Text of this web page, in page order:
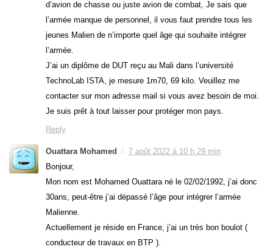
d’avion de chasse ou juste avion de combat, Je sais que
l’armée manque de personnel, il vous faut prendre tous les
jeunes Malien de n’importe quel âge qui souhaite intégrer
l’armée.
J’ai un diplôme de DUT reçu au Mali dans l’université
TechnoLab ISTA, je mesure 1m70, 69 kilo. Veuillez me
contacter sur mon adresse mail si vous avez besoin de moi.
Je suis prêt à tout laisser pour protéger mon pays.
Reply
Ouattara Mohamed
7 août 2022 à 10 h 29 min
Bonjour,
Mon nom est Mohamed Ouattara né le 02/02/1992, j’ai donc
30ans, peut-être j’ai dépassé l’âge pour intégrer l’armée
Malienne.
Actuellement je réside en France, j’ai un très bon boulot (
conducteur de travaux en BTP ).